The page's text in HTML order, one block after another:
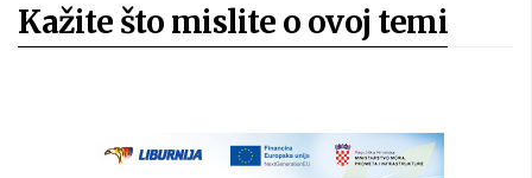
Kažite što mislite o ovoj temi